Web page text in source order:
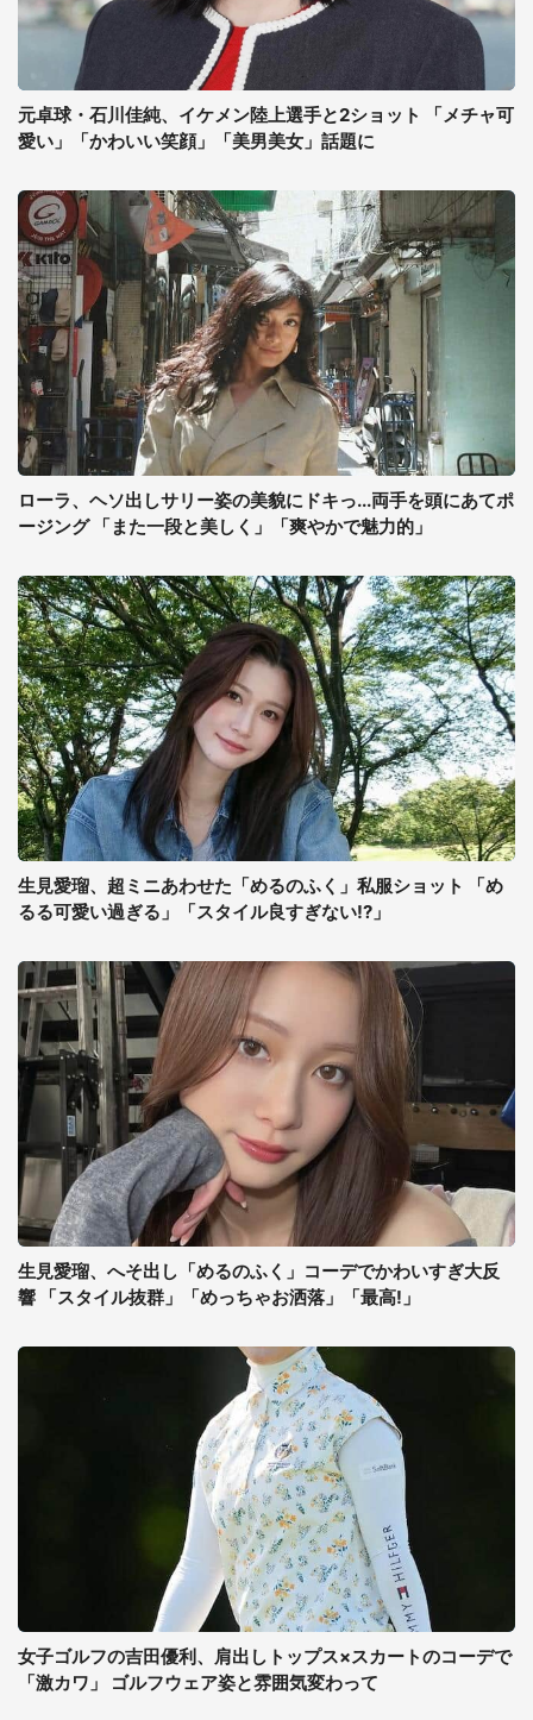
元卓球・石川佳純、イケメン陸上選手と2ショット 「メチャ可
愛い」「かわいい笑顔」「美男美女」話題に
ローラ、ヘソ出しサリー姿の美貌にドキっ...両手を頭にあてポ
ージング 「また一段と美しく」「爽やかで魅力的」
生見愛瑠、超ミニあわせた「めるのふく」私服ショット 「め
るる可愛い過ぎる」「スタイル良すぎない!?」
生見愛瑠、へそ出し「めるのふく」コーデでかわいすぎ大反
響 「スタイル抜群」「めっちゃお洒落」「最高!」
女子ゴルフの吉田優利、肩出しトップス×スカートのコーデで
「激カワ」 ゴルフウェア姿と雰囲気変わって